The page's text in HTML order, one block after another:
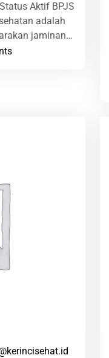
Aktif BPJS
adalah
jaminan…